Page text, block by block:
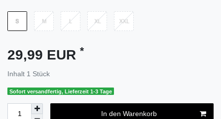
29,99 EUR *
Inhalt 1 Stück
Sofort versandfertig, Lieferzeit 1-3 Tage
In den Warenkorb